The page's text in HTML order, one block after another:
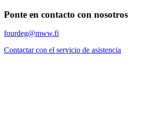
Ponte en contacto con nosotros
fourdeg@mww.fi
Contactar con el servicio de asistencia